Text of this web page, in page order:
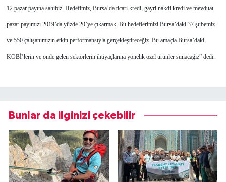
12 pazar payına sahibiz. Hedefimiz, Bursa’da ticari kredi, gayri nakdi kredi ve mevduat
pazar payımızı 2019’da yüzde 20’ye çıkarmak. Bu hedeflerimizi Bursa’daki 37 şubemiz
ve 550 çalışanımızın etkin performansıyla gerçekleştireceğiz. Bu amaçla Bursa’daki
KOBİ’lerin ve önde gelen sektörlerin ihtiyaçlarına yönelik özel ürünler sunacağız” dedi.
Bunlar da ilginizi çekebilir